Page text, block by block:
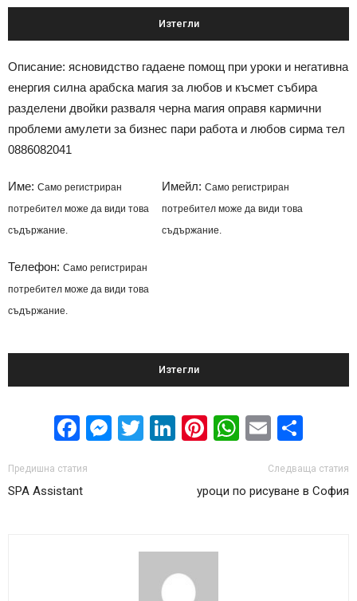
Изтегли
Описание: ясновидство гадaене помощ при уроки и негативна
енергия силна арабска магия за любов и късмет събира
разделени двойки разваля черна магия оправя кармични
проблеми амулети за бизнес пари работа и любов сирма тел
0886082041
Име: Само регистриран
потребител може да види това
съдържание.
Имейл: Само регистриран
потребител може да види това
съдържание.
Телефон: Само регистриран
потребител може да види това
съдържание.
Изтегли
Facebook
Messenger
Twitter
LinkedIn
Pinterest
WhatsApp
Email
Предишна статия
SPA Assistant
Следваща статия
уроци по рисуване в София